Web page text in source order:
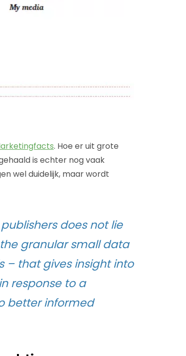
. Hoe er uit grote
is echter nog vaak
wel duidelijk, maar wordt
does not lie
granular small data
– that gives insight into
response to a
better informed